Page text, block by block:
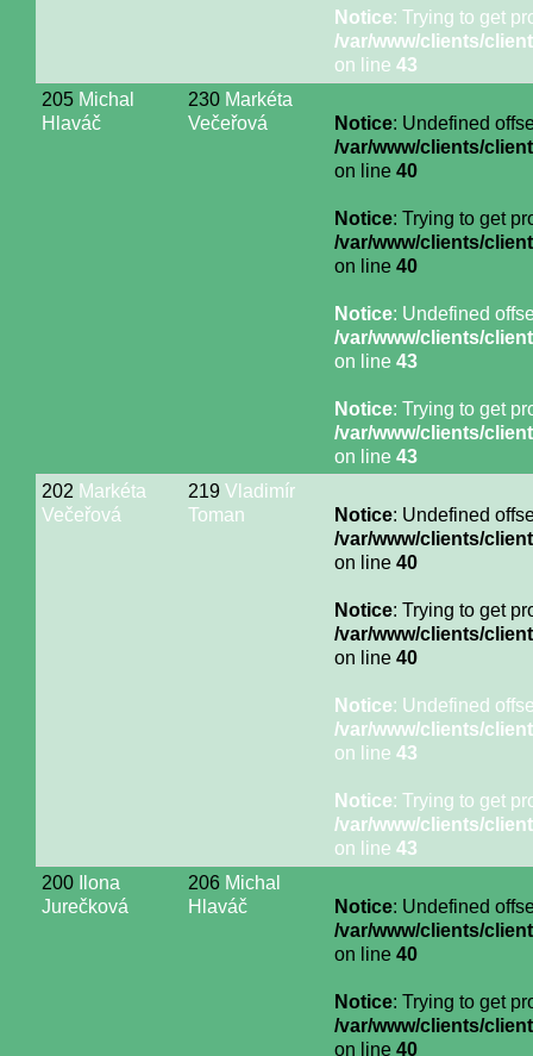
Notice: Trying to get
/var/www/clients/
on line 43
205 Michal
Hlaváč
230 Markéta
Večeřová
Notice: Undefined
/var/www/clients/
on line 40
Notice: Trying to get
/var/www/clients/
on line 40
Notice: Undefined
/var/www/clients/
on line 43
Notice: Trying to get
/var/www/clients/
on line 43
202 Markéta
Večeřová
219 Vladimír
Toman
Notice: Undefined
/var/www/clients/
on line 40
Notice: Trying to get
/var/www/clients/
on line 40
Notice: Undefined
/var/www/clients/
on line 43
Notice: Trying to get
/var/www/clients/
on line 43
200
Ilona
Jurečková
206 Michal
Hlaváč
Notice: Undefined
/var/www/clients/
on line 40
Notice: Trying to get
/var/www/clients/
on line 40